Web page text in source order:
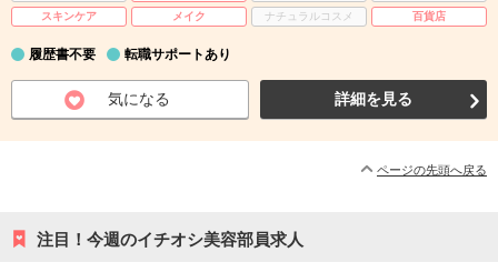
スキンケア
メイク ナチュラルコスメ 百貨店
履歴書不要 転職サポートあり
気になる 詳細を見る
ページの先頭へ戻る
注目！今週のイチオシ美容部員求人